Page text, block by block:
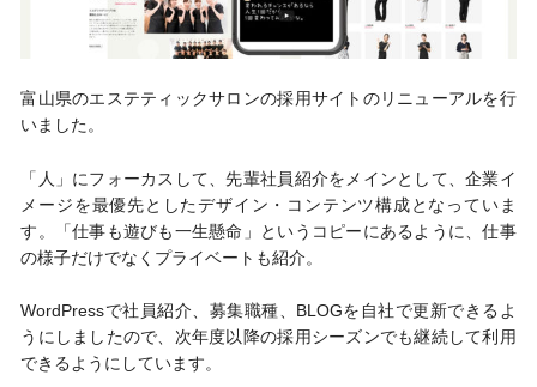
富山県のエステティックサロンの採用サイトのリニューアルを行
いました。
「人」にフォーカスして、先輩社員紹介をメインとして、企業イ
メージを最優先としたデザイン・コンテンツ構成となっていま
す。「仕事も遊びも一生懸命」というコピーにあるように、仕事
の様子だけでなくプライベートも紹介。
WordPressで社員紹介、募集職種、BLOGを自社で更新できるよ
うにしましたので、次年度以降の採用シーズンでも継続して利用
できるようにしています。